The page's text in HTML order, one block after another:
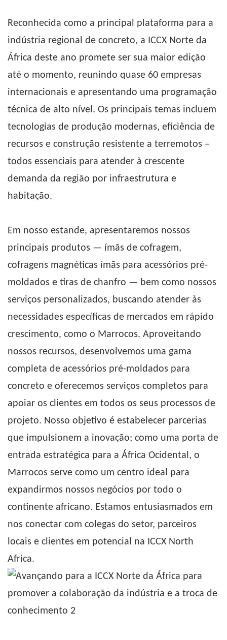
Reconhecida como a principal plataforma para a
indústria regional de concreto, a ICCX Norte da
África deste ano promete ser sua maior edição
até o momento, reunindo quase 60 empresas
internacionais e apresentando uma programação
técnica de alto nível. Os principais temas incluem
tecnologias de produção modernas, eficiência de
recursos e construção resistente a terremotos –
todos essenciais para atender à crescente
demanda da região por infraestrutura e
habitação.
Em nosso estande, apresentaremos nossos
principais produtos — ímãs de cofragem,
cofragens magnéticas ímãs para acessórios pré-
moldados e tiras de chanfro — bem como nossos
serviços personalizados, buscando atender às
necessidades específicas de mercados em rápido
crescimento, como o Marrocos. Aproveitando
nossos recursos, desenvolvemos uma gama
completa de acessórios pré-moldados para
concreto e oferecemos serviços completos para
apoiar os clientes em todos os seus processos de
projeto. Nosso objetivo é estabelecer parcerias
que impulsionem a inovação; como uma porta de
entrada estratégica para a África Ocidental, o
Marrocos serve como um centro ideal para
expandirmos nossos negócios por todo o
continente africano. Estamos entusiasmados em
nos conectar com colegas do setor, parceiros
locais e clientes em potencial na ICCX North
Africa.